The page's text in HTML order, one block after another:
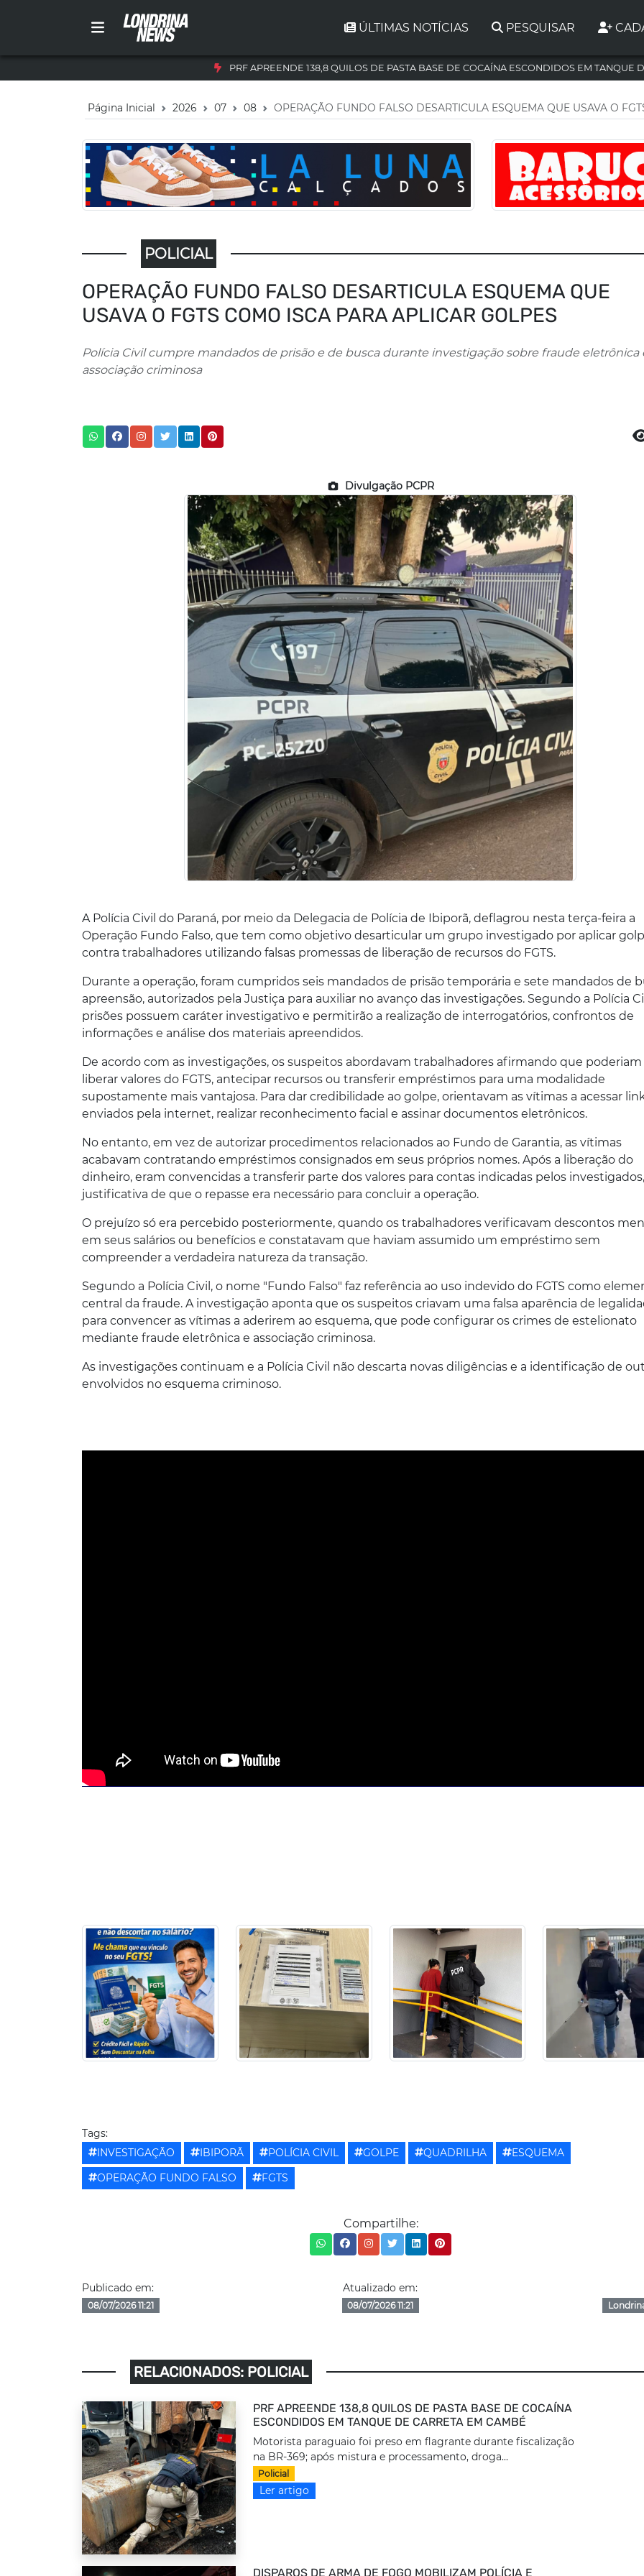
ÚLTIMAS NOTÍCIAS PESQUISAR
PRF APREENDE 138,8 QUILOS DE PASTA BASE DE COCAÍNA ESCONDIDOS EM TANQUE
Página Inicial 2026 07 08 OPERAÇÃO FUNDO FALSO DESARTICULA ESQUEMA QUE USAVA O
POLICIAL
OPERAÇÃO FUNDO FALSO DESARTICULA ESQUEMA QUE
USAVA O FGTS COMO ISCA PARA APLICAR GOLPES
Polícia Civil cumpre mandados de prisão e de busca durante investigação sobre fraude eletrônica
associação criminosa
Divulgação PCPR
A Polícia Civil do Paraná, por meio da Delegacia de Polícia de Ibiporã, deflagrou nesta terça-feira a
Operação Fundo Falso, que tem como objetivo desarticular um grupo investigado por aplicar
contra trabalhadores utilizando falsas promessas de liberação de recursos do FGTS.
Durante a operação, foram cumpridos seis mandados de prisão temporária e sete mandados de
apreensão, autorizados pela Justiça para auxiliar no avanço das investigações. Segundo a Polícia
prisões possuem caráter investigativo e permitirão a realização de interrogatórios, confrontos de
informações e análise dos materiais apreendidos.
De acordo com as investigações, os suspeitos abordavam trabalhadores afirmando que poderiam
liberar valores do FGTS, antecipar recursos ou transferir empréstimos para uma modalidade
supostamente mais vantajosa. Para dar credibilidade ao golpe, orientavam as vítimas a acessar
enviados pela internet, realizar reconhecimento facial e assinar documentos eletrônicos.
No entanto, em vez de autorizar procedimentos relacionados ao Fundo de Garantia, as vítimas
acabavam contratando empréstimos consignados em seus próprios nomes. Após a liberação do
dinheiro, eram convencidas a transferir parte dos valores para contas indicadas pelos
justificativa de que o repasse era necessário para concluir a operação.
O prejuízo só era percebido posteriormente, quando os trabalhadores verificavam descontos
em seus salários ou benefícios e constatavam que haviam assumido um empréstimo sem
compreender a verdadeira natureza da transação.
Segundo a Polícia Civil, o nome "Fundo Falso" faz referência ao uso indevido do FGTS como
central da fraude. A investigação aponta que os suspeitos criavam uma falsa aparência de
para convencer as vítimas a aderirem ao esquema, que pode configurar os crimes de estelionato
mediante fraude eletrônica e associação criminosa.
As investigações continuam e a Polícia Civil não descarta novas diligências e a identificação de
envolvidos no esquema criminoso.
Tags:
INVESTIGAÇÃO
IBIPORÃ POLÍCIA CIVIL GOLPE QUADRILHA
ESQUEMA
OPERAÇÃO FUNDO FALSO
FGTS
Compartilhe:
Publicado em:
08/07/2026 11:21
Atualizado em:
08/07/2026 11:21
RELACIONADOS: POLICIAL
PRF APREENDE 138,8 QUILOS DE PASTA BASE DE COCAÍNA
ESCONDIDOS EM TANQUE DE CARRETA EM CAMBÉ
Motorista paraguaio foi preso em flagrante durante fiscalização
na BR-369; após mistura e processamento, droga...
Policial
Ler artigo
DISPAROS DE ARMA DE FOGO MOBILIZAM POLÍCIA E